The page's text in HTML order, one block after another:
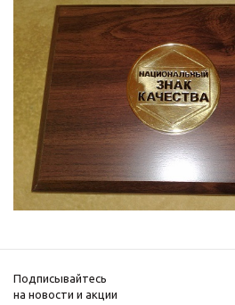
Подписывайтесь
на новости и акции